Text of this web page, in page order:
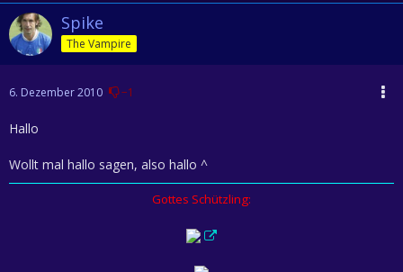
Spike
The Vampire
6. Dezember 2010 −1
Hallo
Wollt mal hallo sagen, also hallo ^
Gottes Schützling: